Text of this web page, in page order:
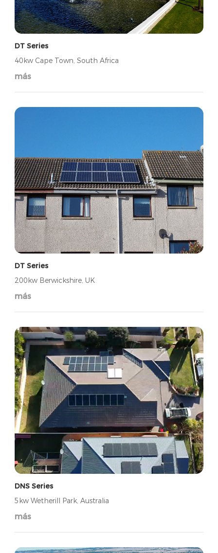
DT Series
40kw Cape Town, South Africa
más
DT Series
200kw Berwickshire, UK
más
DNS Series
5kw Wetherill Park, Australia
más